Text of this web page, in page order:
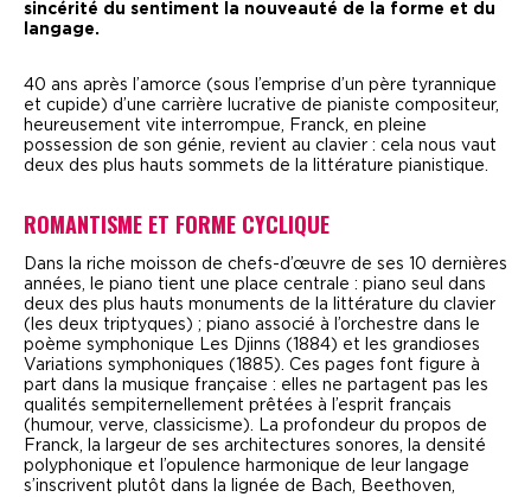
sincérité du sentiment la nouveauté de la forme et du
langage.
40 ans après l’amorce (sous l’emprise d’un père tyrannique
et cupide) d’une carrière lucrative de pianiste compositeur,
heureusement vite interrompue, Franck, en pleine
possession de son génie, revient au clavier : cela nous vaut
deux des plus hauts sommets de la littérature pianistique.
ROMANTISME ET FORME CYCLIQUE
Dans la riche moisson de chefs-d’œuvre de ses 10 dernières
années, le piano tient une place centrale : piano seul dans
deux des plus hauts monuments de la littérature du clavier
(les deux triptyques) ; piano associé à l’orchestre dans le
poème symphonique Les Djinns (1884) et les grandioses
Variations symphoniques (1885). Ces pages font figure à
part dans la musique française : elles ne partagent pas les
qualités sempiternellement prêtées à l’esprit français
(humour, verve, classicisme). La profondeur du propos de
Franck, la largeur de ses architectures sonores, la densité
polyphonique et l’opulence harmonique de leur langage
s’inscrivent plutôt dans la lignée de Bach, Beethoven,